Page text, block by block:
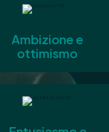
Ambizione e
ottimismo